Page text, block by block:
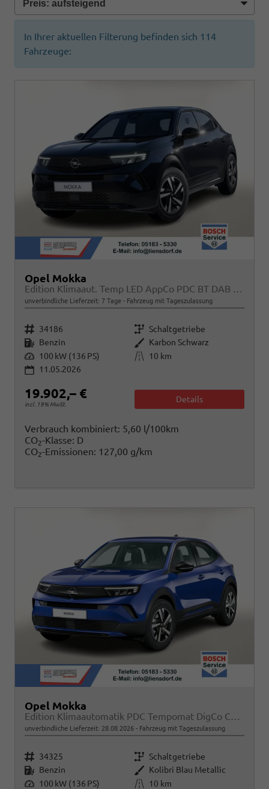
In Ihrer aktuellen Filterung befinden sich 114
Fahrzeuge:
Opel Mokka
Edition Klimaaut. Temp LED AppCo PDC BT DAB MFL
unverbindliche Lieferzeit: 7 Tage Fahrzeug mit Tageszulassung
Fahrzeugnr. 34186 Getriebe Schaltgetriebe
Kraftstoff Benzin Außenfarbe Karbon Schwarz
Leistung 100 kW (136 PS) Kilometerstand
10 km
11.05.2026
19.902,– €
incl. 19% MwSt.
Details
Verbrauch kombiniert: 5,60 l/100km
CO2-Klasse: D
CO2-Emissionen: 127,00 g/km
Opel Mokka
Edition Klimaautomatik PDC Tempomat DigCo CarPlay
unverbindliche Lieferzeit: 28.08.2026 Fahrzeug mit Tageszulassung
Fahrzeugnr. 34325 Getriebe Schaltgetriebe
Kraftstoff Benzin Außenfarbe Kolibri Blau Metallic
Leistung 100 kW (136 PS) Kilometerstand
10 km